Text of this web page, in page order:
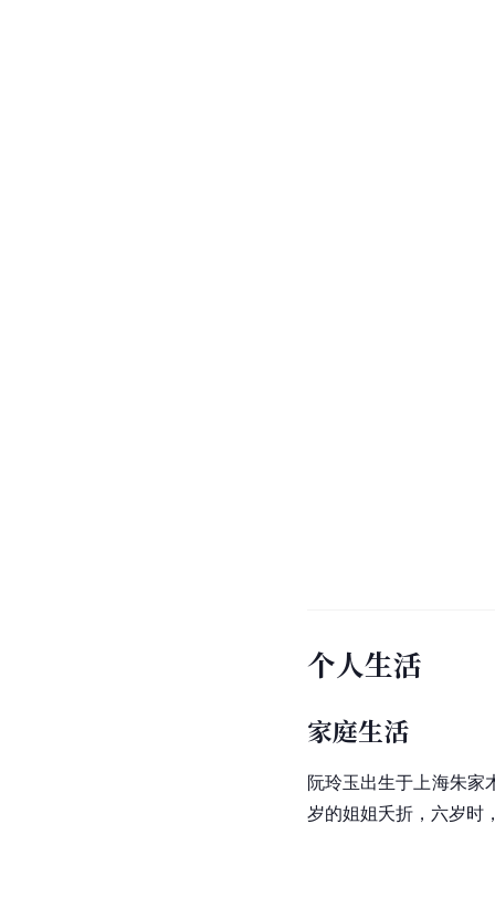
个人生活
家庭生活
阮玲玉出生于上海朱家
岁的姐姐夭折，六岁时